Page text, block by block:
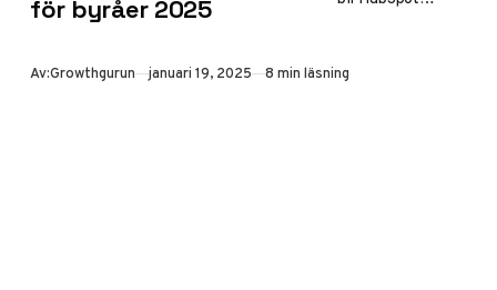
för byråer 2025
kostnader och
Av:Growthgurun Publicerad
januari 19, 2025 8 min läsning